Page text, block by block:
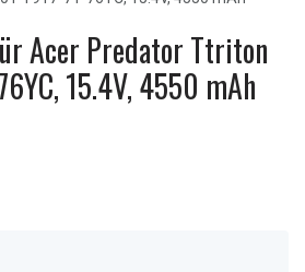
Acer Predator Ttriton
15.4V, 4550 mAh